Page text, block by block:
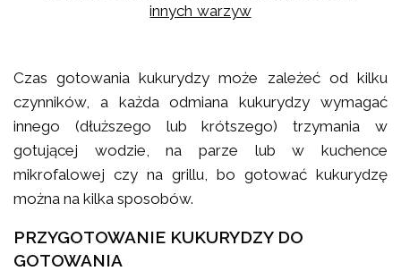
innych warzyw
Czas gotowania kukurydzy może zależeć od kilku
czynników, a każda odmiana kukurydzy wymagać
innego (dłuższego lub krótszego) trzymania w
gotującej wodzie, na parze lub w kuchence
mikrofalowej czy na grillu, bo gotować kukurydzę
można na kilka sposobów.
PRZYGOTOWANIE KUKURYDZY DO
GOTOWANIA